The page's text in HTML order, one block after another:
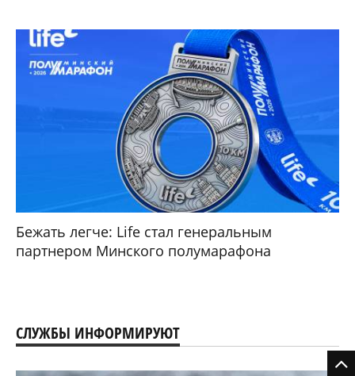
Бежать легче: Life стал генеральным
партнером Минского полумарафона
СЛУЖБЫ ИНФОРМИРУЮТ